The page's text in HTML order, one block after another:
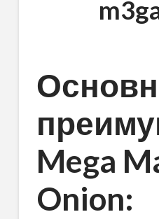
Mega
Onion: